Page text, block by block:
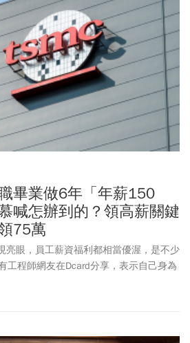
畢業做6年「年薪150
喊怎辦到的？領高薪關鍵
75萬
亮眼，員工薪資福利都相當優渥，是不少
工程師網友在Dcard分享，表示自己身為
對繳稅金額「差點哭出來」，意外得知1